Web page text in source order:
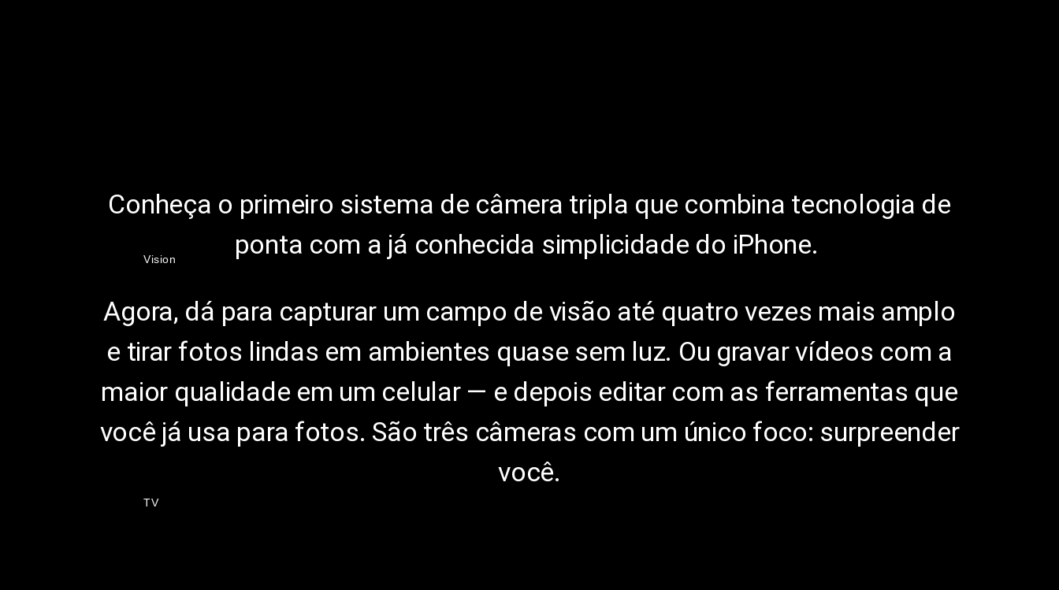
Vision
TV
Conheça o primeiro sistema de câmera tripla que combina tecnologia de
ponta com a já conhecida simplicidade do iPhone.
Agora, dá para capturar um campo de visão até quatro vezes mais amplo
e tirar fotos lindas em ambientes quase sem luz. Ou gravar ví­deos com a
maior qualidade em um celular — e depois editar com as ferramentas que
você já usa para fotos. São três câmeras com um único foco: surpreender
você.